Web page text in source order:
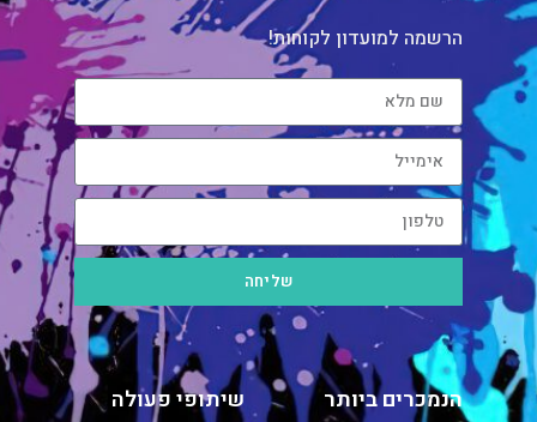
הרשמה למועדון לקוחות!
שליחה
הנמכרים ביותר שיתופי פעולה